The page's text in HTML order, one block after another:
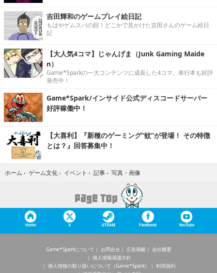
吉田輝和のゲームプレイ絵日記
もはやゲムスパの顔！どこかで見かけた吉田さんのゲーム絵日
記
【大人気4コマ】じゃんげま（Junk Gaming Maide
n）
Game*Sparkの一大コンテンツに成長した4コマ。単行本も好評
発売中！
Game*Spark/インサイド公式ディスコードサーバー
好評稼働中！
【大喜利】『新種のゲーミング“蚊”が登場！ その特徴
とは？』回答募集中！
ホーム › ゲーム文化 › イベント › 記事 › 写真・画像
Home X STEAM Facebook YouTube
Game*Sparkについて お問合せ 広告掲載
会社概要
個人情報保護方針
個人情報の取り扱いについて（Game*Spark）
利用規約